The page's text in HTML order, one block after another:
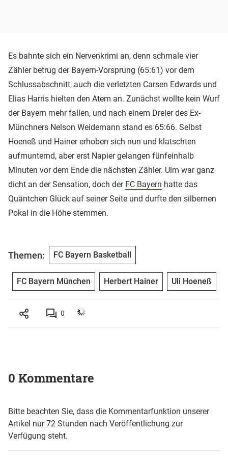
Es bahnte sich ein Nervenkrimi an, denn schmale vier
Zähler betrug der Bayern-Vorsprung (65:61) vor dem
Schlussabschnitt, auch die verletzten Carsen Edwards und
Elias Harris hielten den Atem an. Zunächst wollte kein Wurf
der Bayern mehr fallen, und nach einem Dreier des Ex-
Münchners Nelson Weidemann stand es 65:66. Selbst
Hoeneß und Hainer erhoben sich nun und klatschten
aufmunternd, aber erst Napier gelangen fünfeinhalb
Minuten vor dem Ende die nächsten Zähler. Ulm war ganz
dicht an der Sensation, doch der FC Bayern hatte das
Quäntchen Glück auf seiner Seite und durfte den silbernen
Pokal in die Höhe stemmen.
Themen: FC Bayern Basketball
FC Bayern München Herbert Hainer Uli Hoeneß
0
0 Kommentare
Bitte beachten Sie, dass die Kommentarfunktion unserer
Artikel nur 72 Stunden nach Veröffentlichung zur
Verfügung steht.